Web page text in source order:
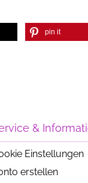
pin it
&
Einstellungen
erstellen